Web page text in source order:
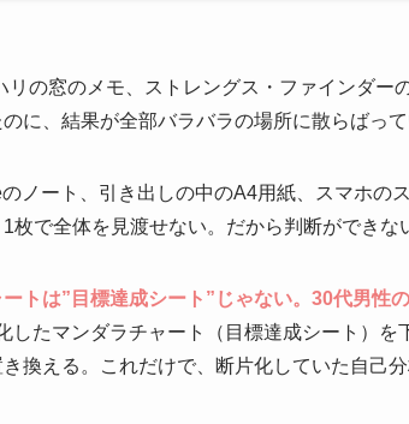
リの窓のメモ、ストレングス・ファインダ
に、結果が全部バラバラの場所に散らばって
ノート、引き出しの中のA4用紙、スマホの
枚で全体を見渡せない。だから判断ができな
トは”目標達成シート”じゃない。30代男性
したマンダラチャート（目標達成シート）を
換える。これだけで、断片化していた自己分